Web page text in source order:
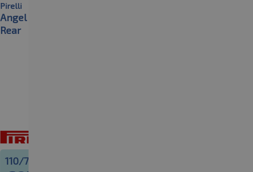
Pirelli
Angel Scooter M/C Front
Rear
110/70-16 52P